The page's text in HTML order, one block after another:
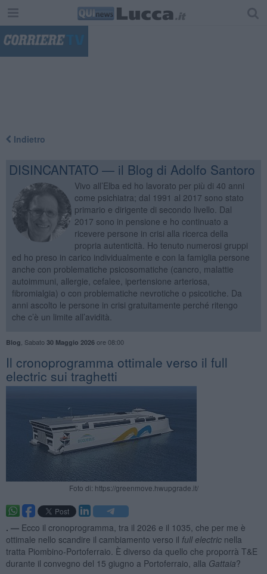
Indietro
DISINCANTATO — il Blog di Adolfo Santoro
Vivo all’Elba ed ho lavorato per più di 40 anni
come psichiatra; dal 1991 al 2017 sono stato
primario e dirigente di secondo livello. Dal
2017 sono in pensione e ho continuato a
ricevere persone in crisi alla ricerca della
propria autenticità. Ho tenuto numerosi gruppi
ed ho preso in carico individualmente e con la famiglia persone
anche con problematiche psicosomatiche (cancro, malattie
autoimmuni, allergie, cefalee, ipertensione arteriosa,
fibromialgia) o con problematiche nevrotiche o psicotiche. Da
anni ascolto le persone in crisi gratuitamente perché ritengo
che c’è un limite all’avidità.
Blog Sabato 30 Maggio 2026ore 08:00
​Il cronoprogramma ottimale verso il full
electric sui traghetti
Foto di: https://greenmove.hwupgrade.it/
. — Ecco il cronoprogramma, tra il 2026 e il 1035, che per me è
ottimale nello scandire il cambiamento verso il full electricnella
tratta Piombino-Portoferraio. È diverso da quello che proporrà T&E
durante il convegno del 15 giugno a Portoferraio, alla Gattaia?